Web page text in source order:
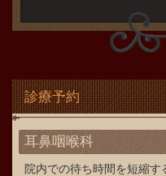
診療予約
耳鼻咽喉科
院内での待ち時間を短縮す